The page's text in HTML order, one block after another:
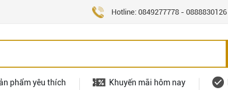
Hotline: 0849277778 - 0888830126
phẩm yêu thích Khuyến mãi hôm nay